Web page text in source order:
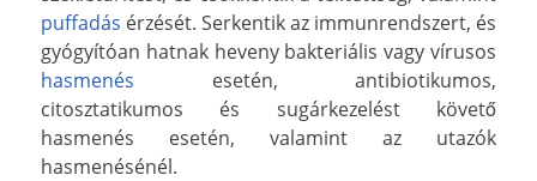
puffadás érzését. Serkentik az immunrendszert, és
gyógyítóan hatnak heveny bakteriális vagy vírusos
hasmenés esetén, antibiotikumos,
citosztatikumos és sugárkezelést követő
hasmenés esetén, valamint az utazók
hasmenésénél.